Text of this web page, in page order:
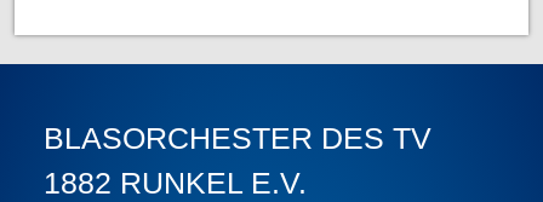
BLASORCHESTER DES TV
1882 RUNKEL E.V.